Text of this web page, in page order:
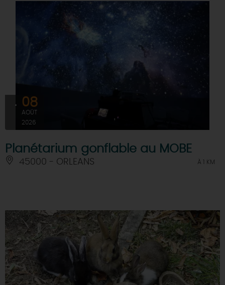
08
AOÛT
2026
Planétarium gonflable au MOBE
45000 - ORLEANS À 1 KM